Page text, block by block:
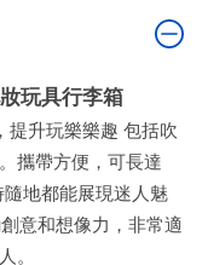
玩具行李箱
提升玩樂樂趣 包括吹
攜帶方便，可長達
地都能展現迷人魅
意和想像力，非常適
。